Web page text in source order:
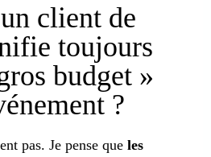
client de
toujours
budget »
?
pas. Je pense que les